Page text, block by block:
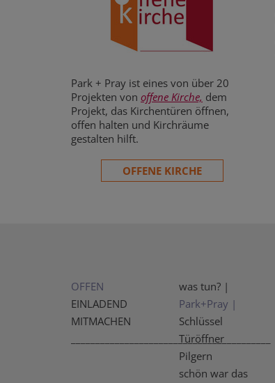
Park + Pray ist eines von über 20
Projekten von offene Kirche, dem
Projekt, das Kirchentüren öffnen,
offen halten und Kirchräume
gestalten hilft.
OFFENE KIRCHE
OFFEN
was tun? |
Park+Pray |
Schlüssel
Türöffner
Pilgern
schön war das
EINLADEND
MITMACHEN
_________________________________________